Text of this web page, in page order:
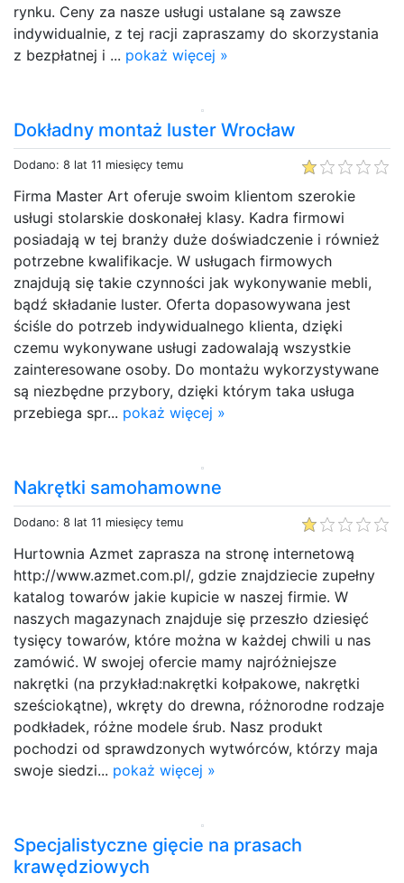
rynku. Ceny za nasze usługi ustalane są zawsze
indywidualnie, z tej racji zapraszamy do skorzystania
z bezpłatnej i ... pokaż więcej »
Dokładny montaż luster Wrocław
Dodano: 8 lat 11 miesięcy temu
Firma Master Art oferuje swoim klientom szerokie
usługi stolarskie doskonałej klasy. Kadra firmowi
posiadają w tej branży duże doświadczenie i również
potrzebne kwalifikacje. W usługach firmowych
znajdują się takie czynności jak wykonywanie mebli,
bądź składanie luster. Oferta dopasowywana jest
ściśle do potrzeb indywidualnego klienta, dzięki
czemu wykonywane usługi zadowalają wszystkie
zainteresowane osoby. Do montażu wykorzystywane
są niezbędne przybory, dzięki którym taka usługa
przebiega spr... pokaż więcej »
Nakrętki samohamowne
Dodano: 8 lat 11 miesięcy temu
Hurtownia Azmet zaprasza na stronę internetową
http://www.azmet.com.pl/, gdzie znajdziecie zupełny
katalog towarów jakie kupicie w naszej firmie. W
naszych magazynach znajduje się przeszło dziesięć
tysięcy towarów, które można w każdej chwili u nas
zamówić. W swojej ofercie mamy najróżniejsze
nakrętki (na przykład:nakrętki kołpakowe, nakrętki
sześciokątne), wkręty do drewna, różnorodne rodzaje
podkładek, różne modele śrub. Nasz produkt
pochodzi od sprawdzonych wytwórców, którzy maja
swoje siedzi... pokaż więcej »
Specjalistyczne gięcie na prasach
krawędziowych